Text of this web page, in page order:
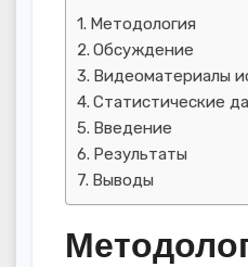
Методология
Обсуждение
Видеоматериалы
Статистические
Введение
Результаты
Выводы